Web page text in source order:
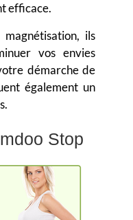
efficace.
ils
vos envies
démarche de
également un
Stop